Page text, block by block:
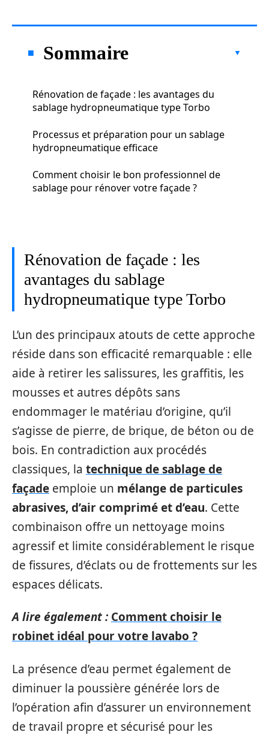
Sommaire
Rénovation de façade : les avantages du
sablage hydropneumatique type Torbo
Processus et préparation pour un sablage
hydropneumatique efficace
Comment choisir le bon professionnel de
sablage pour rénover votre façade ?
Rénovation de façade : les
avantages du sablage
hydropneumatique type Torbo
L’un des principaux atouts de cette approche
réside dans son efficacité remarquable : elle
aide à retirer les salissures, les graffitis, les
mousses et autres dépôts sans
endommager le matériau d’origine, qu’il
s’agisse de pierre, de brique, de béton ou de
bois. En contradiction aux procédés
classiques, la technique de sablage de
façade emploie un mélange de particules
abrasives, d’air comprimé et d’eau. Cette
combinaison offre un nettoyage moins
agressif et limite considérablement le risque
de fissures, d’éclats ou de frottements sur les
espaces délicats.
A lire également : Comment choisir le
robinet idéal pour votre lavabo ?
La présence d’eau permet également de
diminuer la poussière générée lors de
l’opération afin d’assurer un environnement
de travail propre et sécurisé pour les